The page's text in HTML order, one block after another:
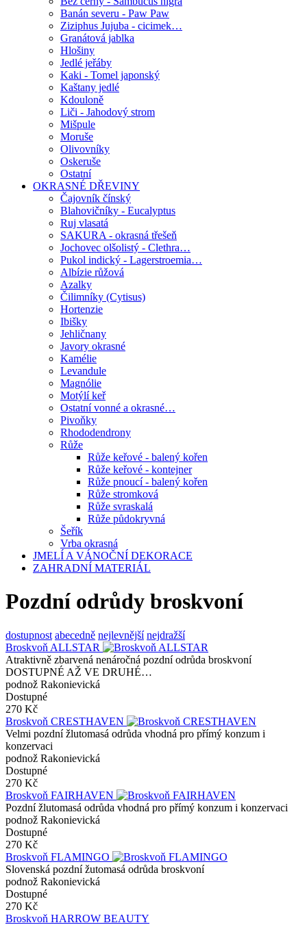
Banán severu - Paw Paw
Ziziphus Jujuba - cicimek…
Granátová jablka
Hlošiny
Jedlé jeřáby
Kaki - Tomel japonský
Kaštany jedlé
Kdouloně
Liči - Jahodový strom
Mišpule
Moruše
Olivovníky
Oskeruše
Ostatní
OKRASNÉ DŘEVINY
Čajovník čínský
Blahovičníky - Eucalyptus
Ruj vlasatá
SAKURA - okrasná třešeň
Jochovec olšolistý - Clethra…
Pukol indický - Lagerstroemia…
Albízie růžová
Azalky
Čilimníky (Cytisus)
Hortenzie
Ibišky
Jehličnany
Javory okrasné
Kamélie
Levandule
Magnólie
Motýlí keř
Ostatní vonné a okrasné…
Pivoňky
Rhododendrony
Růže
Růže keřové - balený kořen
Růže keřové - kontejner
Růže pnoucí - balený kořen
Růže stromková
Růže svraskalá
Růže půdokryvná
Šeřík
Vrba okrasná
JMELÍ A VÁNOČNÍ DEKORACE
ZAHRADNÍ MATERIÁL
Pozdní odrůdy broskvoní
dostupnost abecedně nejlevnější nejdražší
Broskvoň ALLSTAR
Atraktivně zbarvená nenáročná pozdní odrůda broskvoní
DOSTUPNÉ AŽ VE DRUHÉ…
podnož Rakonievická
Dostupné
270 Kč
Broskvoň CRESTHAVEN
Velmi pozdní žlutomasá odrůda vhodná pro přímý konzum i
konzervaci
podnož Rakonievická
Dostupné
270 Kč
Broskvoň FAIRHAVEN
Pozdní žlutomasá odrůda vhodná pro přímý konzum i konzervaci
podnož Rakonievická
Dostupné
270 Kč
Broskvoň FLAMINGO
Slovenská pozdní žutomasá odrůda broskvoní
podnož Rakonievická
Dostupné
270 Kč
Broskvoň HARROW BEAUTY